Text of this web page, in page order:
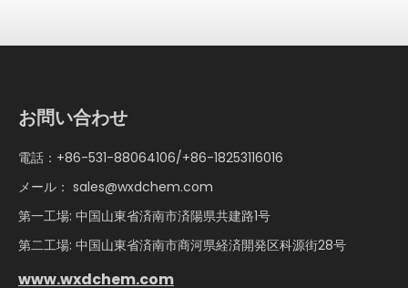
お問い合わせ
電話：+86-531-88064106/+86-18253116016
メール： sales@wxdchem.com
第一工場: 中国山東省済南市済陽県共建路1号
第二工場: 中国山東省済南市商河県経済開発区科源街28号
www.wxdchem.com